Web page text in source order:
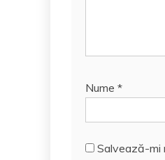
Nume *
Salvează-mi